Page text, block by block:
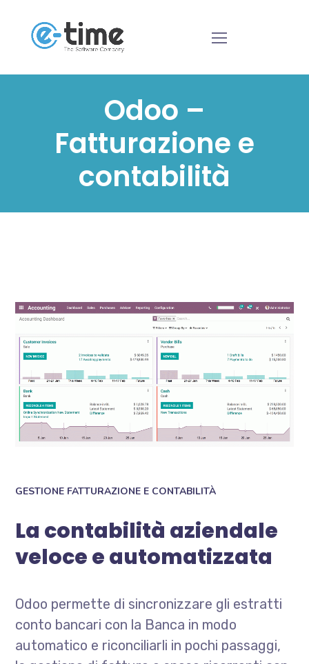
Odoo –
Fatturazione e
contabilità
GESTIONE FATTURAZIONE E CONTABILITÀ
La contabilità aziendale
veloce e automatizzata
Odoo permette di sincronizzare gli estratti
conto bancari con la Banca in modo
automatico e riconciliarli in pochi passaggi,